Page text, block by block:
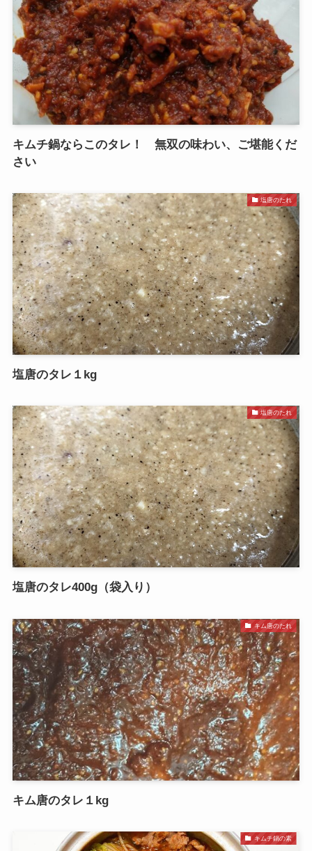
キムチ鍋ならこのタレ！ 無双の味わい、ご堪能くだ
さい
塩唐のたれ
塩唐のタレ１kg
塩唐のたれ
塩唐のタレ400g（袋入り）
キム唐のたれ
キム唐のタレ１kg
キムチ鍋の素